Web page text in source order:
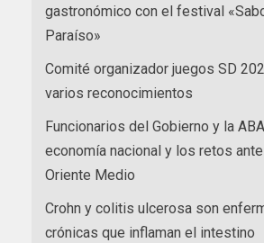
gastronómico con el festival
Paraíso»
Comité organizador juegos SD
varios reconocimientos
Funcionarios del Gobierno y la
economía nacional y los retos
Oriente Medio
Crohn y colitis ulcerosa son
crónicas que inflaman el intestino